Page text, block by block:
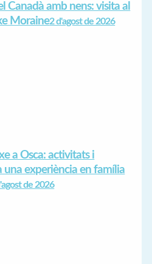
Canadà amb nens: visita al
Moraine2 d'agost de 2026
a Osca: activitats i
una experiència en família
de 2026